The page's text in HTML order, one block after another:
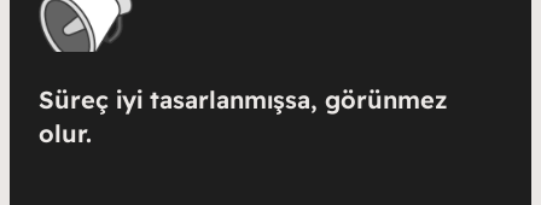
Süreç iyi tasarlanmışsa, görünmez
olur.